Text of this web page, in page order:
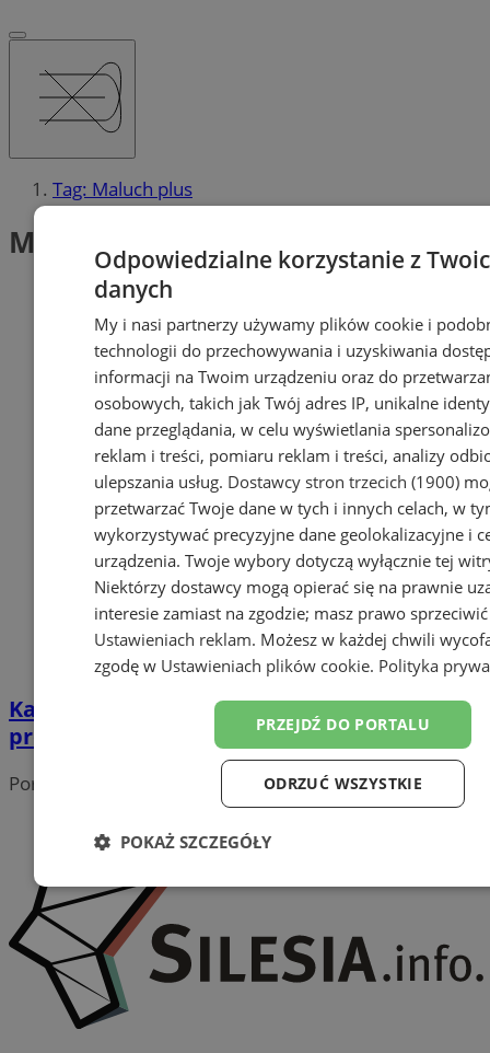
Tag: Maluch plus
Maluch plus (1)
Katowice: Podpisano umowy w ramach
programu "Maluch plus"
Portal należy do sieci
Odpowiedzialne korzystanie z
danych
My i nasi partnerzy używamy plików cookie i
technologii do przechowywania i uzyskiwania
informacji na Twoim urządzeniu oraz do
osobowych, takich jak Twój adres IP, unikalne
dane przeglądania, w celu wyświetlania
reklam i treści, pomiaru reklam i treści, analizy
ulepszania usług. Dostawcy stron trzecich (1900)
przetwarzać Twoje dane w tych i innych celach, w
wykorzystywać precyzyjne dane geolokalizacyjne i
urządzenia. Twoje wybory dotyczą wyłącznie tej
Niektórzy dostawcy mogą opierać się na prawnie
interesie zamiast na zgodzie; masz prawo
Ustawieniach reklam. Możesz w każdej chwili
zgodę w Ustawieniach plików cookie. Polityka
PRZEJDŹ DO PORTALU
ODRZUĆ WSZYSTKIE
POKAŻ SZCZEGÓŁY
Niezbędne Wydajność Targetowanie
Niesklasyfikowane